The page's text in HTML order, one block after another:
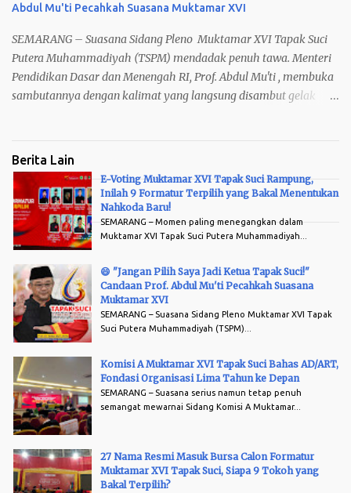
Abdul Mu'ti Pecahkah Suasana Muktamar XVI
SEMARANG – Suasana Sidang Pleno Muktamar XVI Tapak Suci
Putera Muhammadiyah (TSPM) mendadak penuh tawa. Menteri
Pendidikan Dasar dan Menengah RI, Prof. Abdul Mu'ti , membuka
sambutannya dengan kalimat yang langsung disambut gelak
Berita Lain
E-Voting Muktamar XVI Tapak Suci Rampung,
Inilah 9 Formatur Terpilih yang Bakal Menentukan
Nahkoda Baru!
SEMARANG – Momen paling menegangkan dalam
Muktamar XVI Tapak Suci Putera Muhammadiyah...
😄 "Jangan Pilih Saya Jadi Ketua Tapak Suci!"
Candaan Prof. Abdul Mu'ti Pecahkah Suasana
Muktamar XVI
SEMARANG – Suasana Sidang Pleno Muktamar XVI Tapak
Suci Putera Muhammadiyah (TSPM)...
Komisi A Muktamar XVI Tapak Suci Bahas AD/ART,
Fondasi Organisasi Lima Tahun ke Depan
SEMARANG – Suasana serius namun tetap penuh
semangat mewarnai Sidang Komisi A Muktamar...
27 Nama Resmi Masuk Bursa Calon Formatur
Muktamar XVI Tapak Suci, Siapa 9 Tokoh yang
Bakal Terpilih?
Arsip